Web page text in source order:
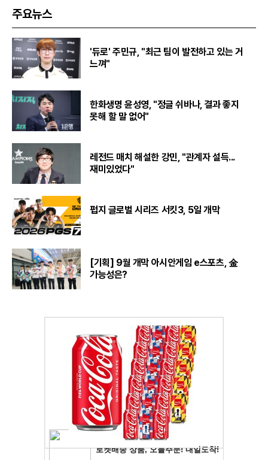
주요뉴스
'듀로' 주민규, "최근 팀이 발전하고 있는 거
느껴"
한화생명 윤성영, "정글 쉬바나, 결과 좋지
못해 할 말 없어"
레전드 매치 해설한 강민, "관계자 설득...
재미있었다"
펍지 글로벌 시리즈 서킷3, 5일 개막
[기획] 9월 개막 아시안게임 e스포츠, 金
가능성은?